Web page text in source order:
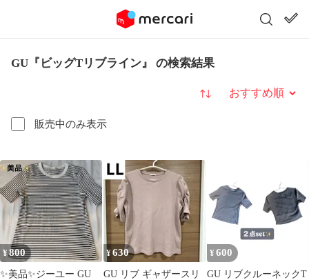
GU『ビッグTリブライン』 の検索結果
販売中のみ表示
並び替え
¥800
✨美品✨ジーユー GU
¥630
GU リブ ギャザースリ
¥ 600
GU リブクルーネックT